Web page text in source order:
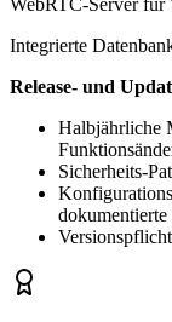
Integrierte
Release- und
Halbjährliche
Sicherheits-